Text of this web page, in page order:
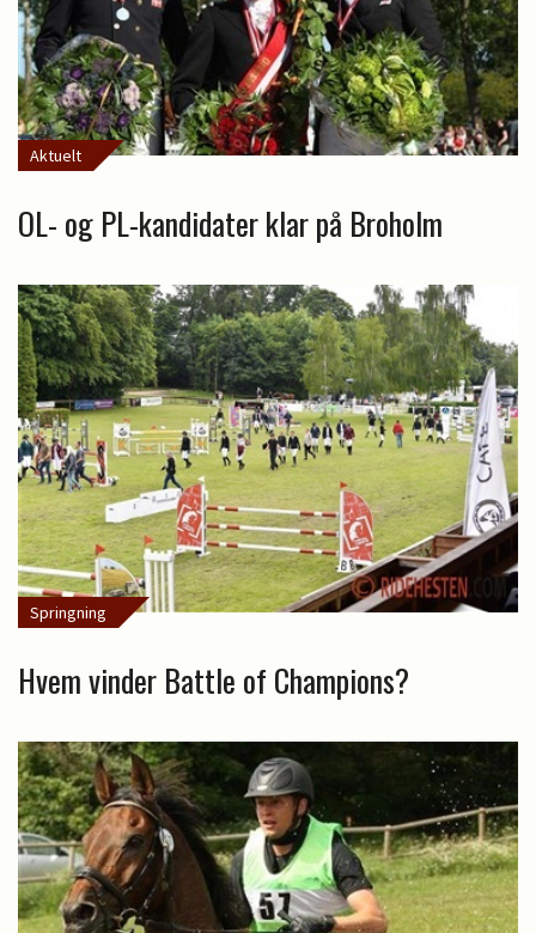
Aktuelt
OL- og PL-kandidater klar på Broholm
Springning
Hvem vinder Battle of Champions?